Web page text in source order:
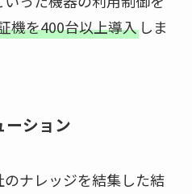
機を400台以上導入しま
ーション
ナレッジを結集した結